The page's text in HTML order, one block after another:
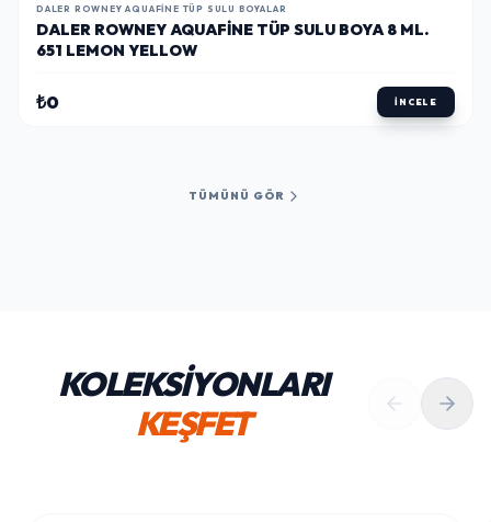
DALER ROWNEY AQUAFINE TÜP SULU BOYALAR
DALER ROWNEY AQUAFINE TÜP SULU BOYA 8 ML.
651 LEMON YELLOW
₺0 İNCELE
TÜMÜNÜ GÖR
KOLEKSİYONLARI
KEŞFET